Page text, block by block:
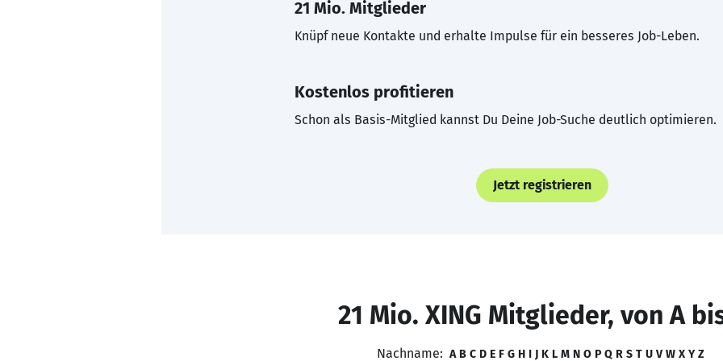
21 Mio. Mitglieder
Knüpf neue Kontakte und erhalte Impulse für ein besseres Job-Leben.
Kostenlos profitieren
Schon als Basis-Mitglied kannst Du Deine Job-Suche deutlich optimieren.
Jetzt registrieren
21 Mio. XING Mitglieder, von A
Nachname: A B C D E F G H I J K L M N O P Q R S T U V W X Y Z